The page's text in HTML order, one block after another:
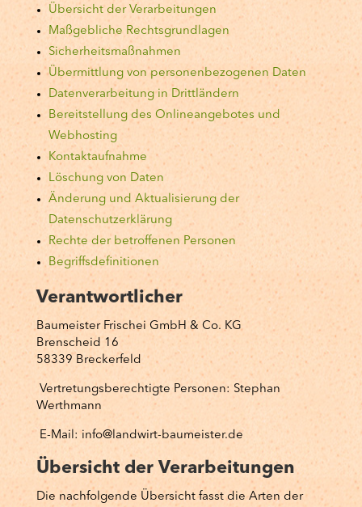
Übersicht der Verarbeitungen
Maßgebliche Rechtsgrundlagen
Sicherheitsmaßnahmen
Übermittlung von personenbezogenen Daten
Datenverarbeitung in Drittländern
Bereitstellung des Onlineangebotes und
Webhosting
Kontaktaufnahme
Löschung von Daten
Änderung und Aktualisierung der
Datenschutzerklärung
Rechte der betroffenen Personen
Begriffsdefinitionen
Verantwortlicher
Baumeister Frischei GmbH & Co. KG
Brenscheid 16
58339 Breckerfeld
Vertretungsberechtigte Personen: Stephan
Werthmann
E-Mail: info@landwirt-baumeister.de
Übersicht der Verarbeitungen
Die nachfolgende Übersicht fasst die Arten der